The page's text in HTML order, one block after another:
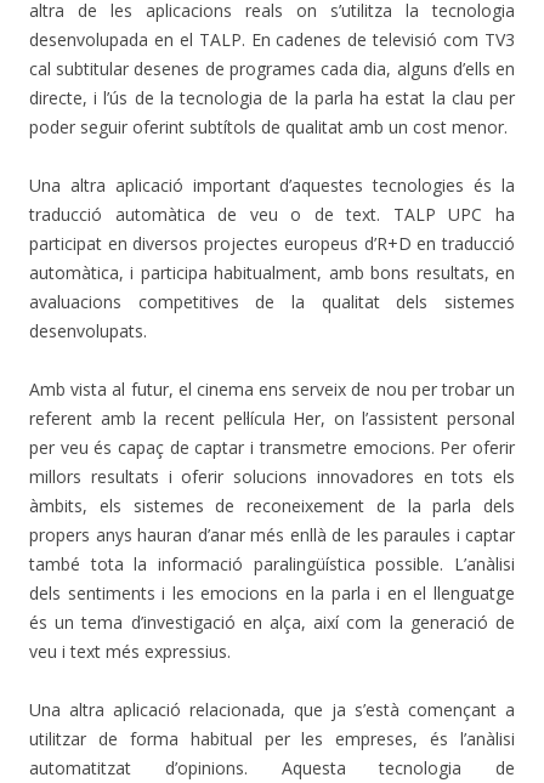
altra de les aplicacions reals on s’utilitza la tecnologia
desenvolupada en el TALP. En cadenes de televisió com TV3
cal subtitular desenes de programes cada dia, alguns d’ells en
directe, i l’ús de la tecnologia de la parla ha estat la clau per
poder seguir oferint subtítols de qualitat amb un cost menor.
Una altra aplicació important d’aquestes tecnologies és la
traducció automàtica de veu o de text. TALP UPC ha
participat en diversos projectes europeus d’R+D en traducció
automàtica, i participa habitualment, amb bons resultats, en
avaluacions competitives de la qualitat dels sistemes
desenvolupats.
Amb vista al futur, el cinema ens serveix de nou per trobar un
referent amb la recent pel·lícula Her, on l’assistent personal
per veu és capaç de captar i transmetre emocions. Per oferir
millors resultats i oferir solucions innovadores en tots els
àmbits, els sistemes de reconeixement de la parla dels
propers anys hauran d’anar més enllà de les paraules i captar
també tota la informació paralingüística possible. L’anàlisi
dels sentiments i les emocions en la parla i en el llenguatge
és un tema d’investigació en alça, així com la generació de
veu i text més expressius.
Una altra aplicació relacionada, que ja s’està començant a
utilitzar de forma habitual per les empreses, és l’anàlisi
automatitzat d’opinions. Aquesta tecnologia de